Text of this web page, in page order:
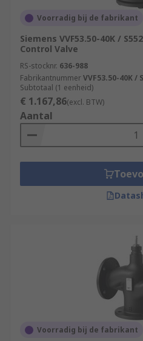
Voorradig bij de fabrikant
Siemens VVF53.50-40K /
Control Valve
RS-stocknr. 636-988
FabrikantnummerVVF53.50-40K /
Subtotaal (1 eenheid)
€ 1.167,86(excl. BTW)
Aantal
Voorradig bij de fabrikant